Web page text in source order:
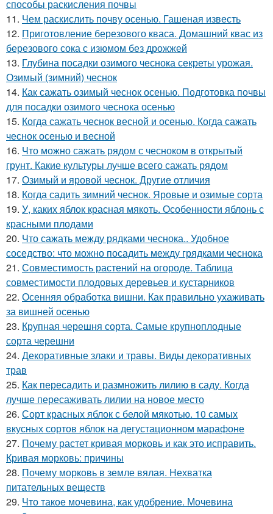
способы раскисления почвы
11. Чем раскислить почву осенью. Гашеная известь
12. Приготовление березового кваса. Домашний квас из
березового сока с изюмом без дрожжей
13. Глубина посадки озимого чеснока секреты урожая.
Озимый (зимний) чеснок
14. Как сажать озимый чеснок осенью. Подготовка почвы
для посадки озимого чеснока осенью
15. Когда сажать чеснок весной и осенью. Когда сажать
чеснок осенью и весной
16. Что можно сажать рядом с чесноком в открытый
грунт. Какие культуры лучше всего сажать рядом
17. Озимый и яровой чеснок. Другие отличия
18. Когда садить зимний чеснок. Яровые и озимые сорта
19. У, каких яблок красная мякоть. Особенности яблонь с
красными плодами
20. Что сажать между рядками чеснока.. Удобное
соседство: что можно посадить между грядками чеснока
21. Совместимость растений на огороде. Таблица
совместимости плодовых деревьев и кустарников
22. Осенняя обработка вишни. Как правильно ухаживать
за вишней осенью
23. Крупная черешня сорта. Самые крупноплодные
сорта черешни
24. Декоративные злаки и травы. Виды декоративных
трав
25. Как пересадить и размножить лилию в саду. Когда
лучше пересаживать лилии на новое место
26. Сорт красных яблок с белой мякотью. 10 самых
вкусных сортов яблок на дегустационном марафоне
27. Почему растет кривая морковь и как это исправить.
Кривая морковь: причины
28. Почему морковь в земле вялая. Нехватка
питательных веществ
29. Что такое мочевина, как удобрение. Мочевина